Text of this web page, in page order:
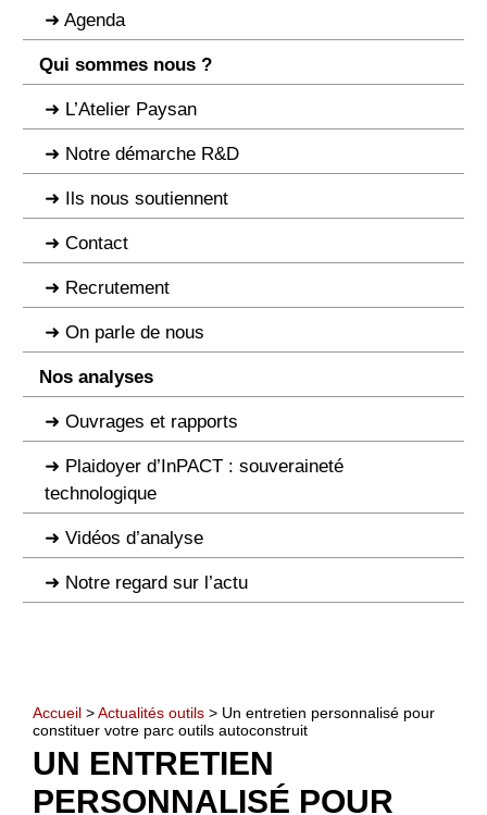
Agenda
Qui sommes nous ?
L’Atelier Paysan
Notre démarche R&D
Ils nous soutiennent
Contact
Recrutement
On parle de nous
Nos analyses
Ouvrages et rapports
Plaidoyer d’InPACT : souveraineté
technologique
Vidéos d’analyse
Notre regard sur l’actu
Accueil >Actualités outils > Un entretien personnalisé pour
constituer votre parc outils autoconstruit
UN ENTRETIEN
PERSONNALISÉ POUR